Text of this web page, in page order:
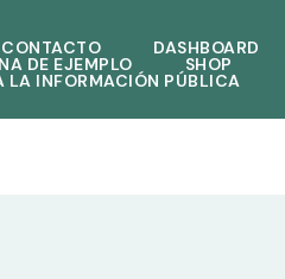
CONTACTO DASHBOARD
DE EJEMPLO SHOP
LA INFORMACIÓN PÚBLICA